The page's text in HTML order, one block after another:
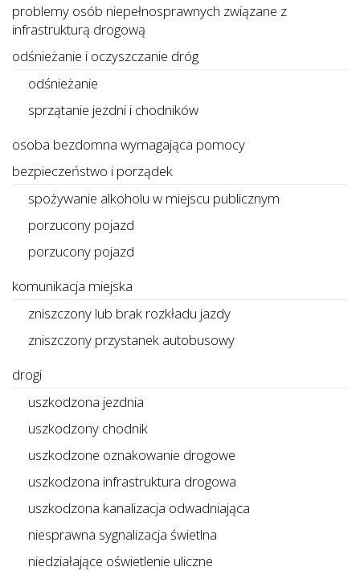
problemy osób niepełnosprawnych związane z
infrastrukturą drogową
odśnieżanie i oczyszczanie dróg
odśnieżanie
sprzątanie jezdni i chodników
osoba bezdomna wymagająca pomocy
bezpieczeństwo i porządek
spożywanie alkoholu w miejscu publicznym
porzucony pojazd
porzucony pojazd
komunikacja miejska
zniszczony lub brak rozkładu jazdy
zniszczony przystanek autobusowy
drogi
uszkodzona jezdnia
uszkodzony chodnik
uszkodzone oznakowanie drogowe
uszkodzona infrastruktura drogowa
uszkodzona kanalizacja odwadniająca
niesprawna sygnalizacja świetlna
niedziałające oświetlenie uliczne